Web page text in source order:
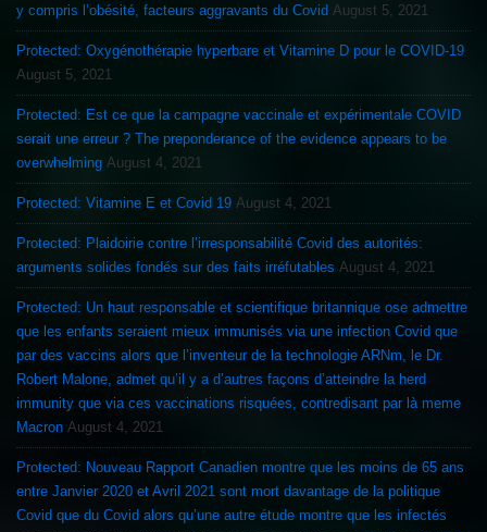
y compris l’obésité, facteurs aggravants du Covid August 5, 2021
Protected: Oxygénothérapie hyperbare et Vitamine D pour le COVID-19
August 5, 2021
Protected: Est ce que la campagne vaccinale et expérimentale COVID
serait une erreur ? The preponderance of the evidence appears to be
overwhelming August 4, 2021
Protected: Vitamine E et Covid 19 August 4, 2021
Protected: Plaidoirie contre l’irresponsabilité Covid des autorités:
arguments solides fondés sur des faits irréfutables August 4, 2021
Protected: Un haut responsable et scientifique britannique ose admettre
que les enfants seraient mieux immunisés via une infection Covid que
par des vaccins alors que l’inventeur de la technologie ARNm, le Dr.
Robert Malone, admet qu’il y a d’autres façons d’atteindre la herd
immunity que via ces vaccinations risquées, contredisant par là meme
Macron August 4, 2021
Protected: Nouveau Rapport Canadien montre que les moins de 65 ans
entre Janvier 2020 et Avril 2021 sont mort davantage de la politique
Covid que du Covid alors qu’une autre étude montre que les infectés